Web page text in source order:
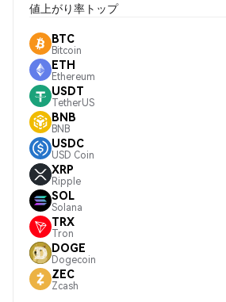
値上がり率トップ
BTC
Bitcoin
ETH
Ethereum
USDT
TetherUS
BNB
BNB
USDC
USD Coin
XRP
Ripple
SOL
Solana
TRX
Tron
DOGE
Dogecoin
ZEC
Zcash